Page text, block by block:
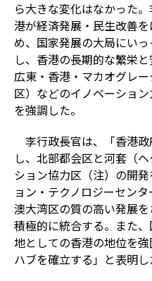
ら大きな変化はなかった
港が経済発展・民生改善
め、国家発展の大局にい
し、香港の長期的な繁栄
広東・香港・マカオグレ
区）などのイノベーショ
を強調した。
李行政長官は、「香港
し、北部都会区と河套（
ション協力区（注）の開
ョン・テクノロジーセン
澳大湾区の質の高い発展
積極的に統合する。また
地としての香港の地位を
ハブを確立する」と表明し